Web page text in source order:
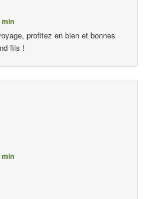
min
profitez en bien et bonnes
fils !
min